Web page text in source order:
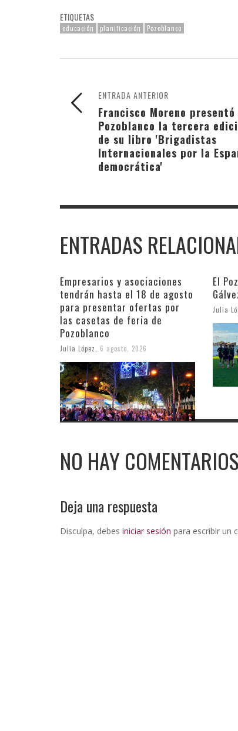
ETIQUETAS
educación planificación Pozoblanco
ENTRADA ANTERIOR
Francisco Moreno presentó
Pozoblanco la tercera
de su libro 'Brigadistas
Internacionales por la
democrática'
ENTRADAS
Empresarios y asociaciones
tendrán hasta el 18 de agosto
para presentar ofertas por
las casetas de feria de
Pozoblanco
Julia López 6 agosto, 2026
El
Julia
NO HAY COMENTARIOS
Deja una respuesta
Disculpa, debes iniciar sesión para escribir un